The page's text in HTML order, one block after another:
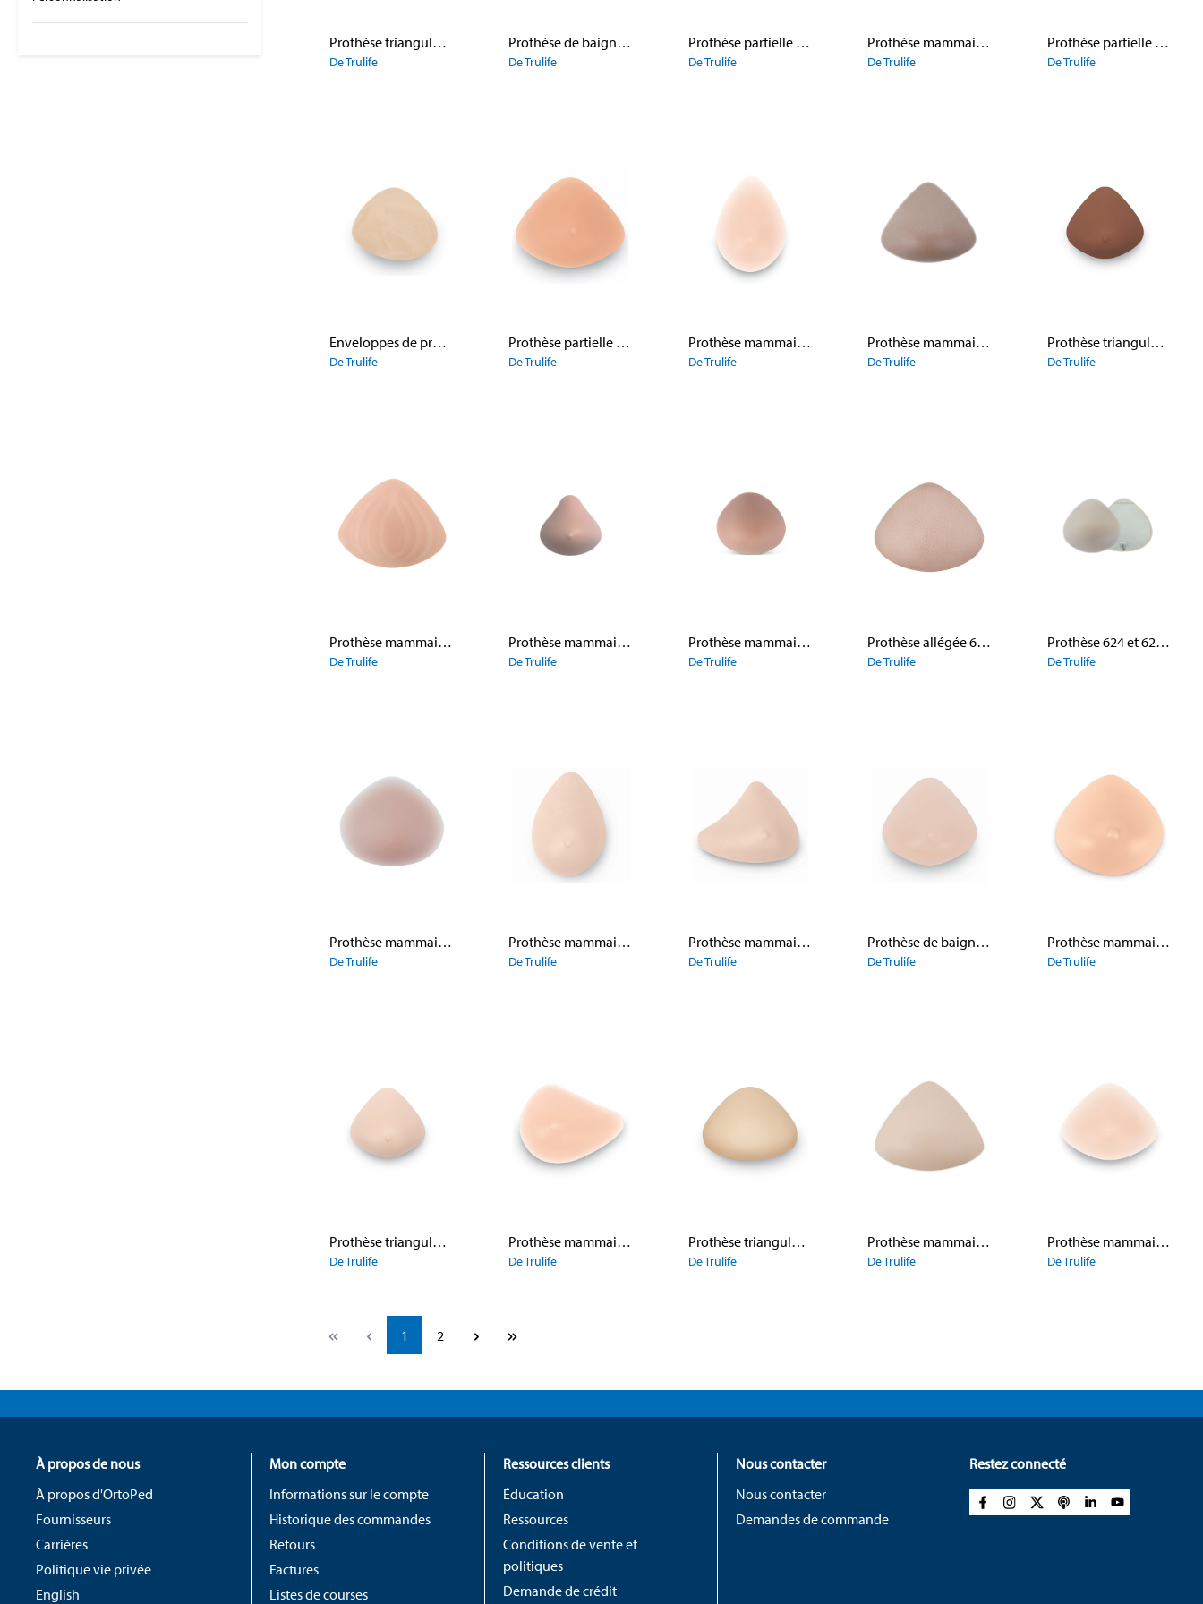
Prothèse triangulaire en silicone 471 Silk Triangle
De Trulife
Prothèse de baignade 630 ActiveFlow
De Trulife
Prothèse partielle Silk Lite
De Trulife
Prothèse mammaire 475 Silk A Supreme
De Trulife
Prothèse partielle 531 Teardrop Partial
De Trulife
Enveloppes de prothèses mammaires
De Trulife
Prothèse partielle 533 Triangle Partial
De Trulife
Prothèse mammaire 509 E Supreme
De Trulife
Prothèse mammaire 915 Dual Layer Cool Triangle, ton foncé
De Trulife
Prothèse triangulaire symétrique en silicone Silk 483 Encore Triangle
De Trulife
Prothèse mammaire 495 Bodicool Wave Triangle
De Trulife
Prothèse mammaire 485 Silk Curve
De Trulife
Prothèse mammaire 151 Sublime Aris
De Trulife
Prothèse allégée 607 FirstFit
De Trulife
Prothèse 624 et 625 Luna Tri
De Trulife
Prothèse mammaire 101 Impressions II
De Trulife
Prothèse mammaire 472 Silk Teardrop
De Trulife
Prothèse mammaire 478 Silk Xtend
De Trulife
Prothèse de baignade 641 Tropez
De Trulife
Prothèse mammaire 481 Silk Ultima Triangle
De Trulife
Prothèse triangulaire en silicone 472 Silk Triangle Plus
De Trulife
Prothèse mammaire 503 A Supreme
De Trulife
Prothèse triangulaire en mousse 611 Tri-Leisure
De Trulife
Prothèse mammaire 905 Dual Layer Cool Triangle
De Trulife
Prothèse mammaire 508 Symphony
De Trulife
Page
1 Page
2
À propos de nous
À propos d'OrtoPed
Fournisseurs
Carrières
Politique vie privée
English
Mon compte
Informations sur le compte
Historique des commandes
Retours
Factures
Listes de courses
Ressources clients
Éducation
Ressources
Conditions de vente et
politiques
Demande de crédit
Nous contacter
Nous contacter
Demandes de commande
Restez connecté